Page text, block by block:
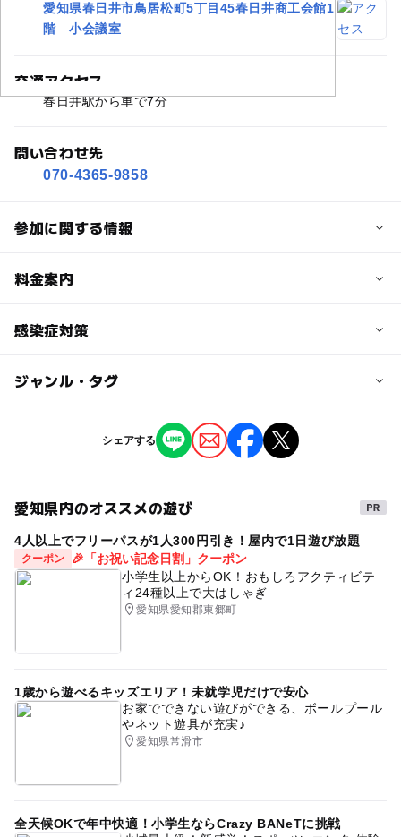
愛知県春日井市鳥居松町5丁目45春日井商工会館1
階 小会議室
交通アクセス
春日井駅から車で7分
問い合わせ先
070-4365-9858
参加に関する情報
定員
3歳･4歳･5歳･6歳(幼児)
注意・制限事項
【注意事項】
・申し込み時にご登録いただいた情報は本イベントのご連
絡に必要な範囲、及び関連するイベントの告知で運営事務
局内で使用させていただきます。
となります。応募順にかかわらずご連絡させていただきま
・お申込み後、Fammイベント事務局／event@famm.us
よりメールにてご連絡をいたします。
・子育て費用相談を伴うFammイベントへの参加は1家族
ベントに参加されたことがある方は参加をお断りさせてい
・保険会社/保険代理店に勤務している方やパートナーが勤
料金案内
子供の料金
感染症対策
【感染症対策の配慮について】
時間でお客様の受付を行い撮影をする、写真館・スタジオ
と同じような体験となります。
・会場には2~3家族程度のお客様が異なるブースにいる
ではありません。
ます。
・会場では、場内の除菌・換気、スタッフ及び来場者へ
の手洗いうがいやマスク着用の促進を行うなど、感染症の
予防対策に努めております。
ジャンル・タグ
タグ
撮影会 撮影 カメラ カメラマン 写真 親子
子どもと写真 フォト プロ 無料 イベント
着ぐるみ
シェアする
愛知県内のオススメの遊び
4人以上でフリーパスが1人300円引き！屋内で1日遊び放題
クーポン
🎉「お祝い記念日割」クーポン
小学生以上からOK！おもしろアクティビテ
ィ24種以上で大はしゃぎ
愛知県愛知郡東郷町
1歳から遊べるキッズエリア！未就学児だけで安心
お家でできない遊びができる、ボールプール
やネット遊具が充実♪
愛知県常滑市
全天候OKで年中快適！小学生ならCrazy BANeTに挑戦